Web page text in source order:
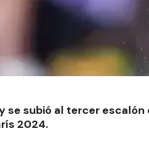
se subió al tercer
2024.